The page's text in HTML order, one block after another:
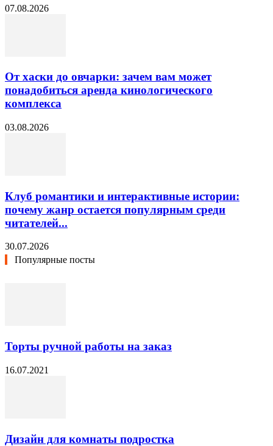
07.08.2026
От хаски до овчарки: зачем вам может
понадобиться аренда кинологического
комплекса
03.08.2026
Клуб романтики и интерактивные истории:
почему жанр остается популярным среди
читателей...
30.07.2026
Популярные посты
Торты ручной работы на заказ
16.07.2021
Дизайн для комнаты подростка